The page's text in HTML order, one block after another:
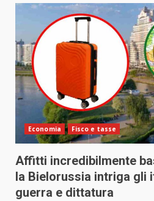
Economia Fisco e tasse
Affitti incredibilmente
la Bielorussia intriga gli
guerra e dittatura